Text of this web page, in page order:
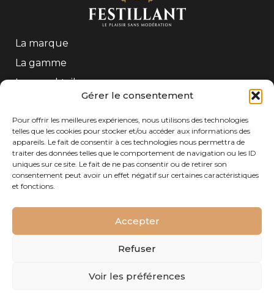
Gérer le consentement
Pour offrir les meilleures expériences, nous utilisons des technologies
telles que les cookies pour stocker et/ou accéder aux informations des
appareils. Le fait de consentir à ces technologies nous permettra de
traiter des données telles que le comportement de navigation ou les ID
uniques sur ce site. Le fait de ne pas consentir ou de retirer son
consentement peut avoir un effet négatif sur certaines caractéristiques
et fonctions.
Accepter
Refuser
Voir les préférences
La marque
La gamme
Les mocktails
CONTACT
Tél : +33 (0)5 56 61 54 54
Adresse : Freixenet Gratien SAS – 208 Quai de
Paludate – 33800 Bordeaux– FRANCE
confidentialité|Mentions légales